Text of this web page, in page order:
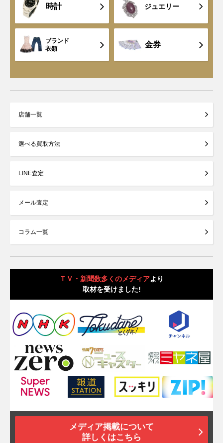
時計 ジュエリー
ブランド
衣類
金券
店舗一覧
選べる買取方法
LINE査定
メール査定
コラム一覧
ＴＶ・新聞数多くのメディアより
取材を受けました!
メディア掲載について
詳しくはこちら